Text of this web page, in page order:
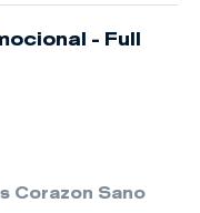
- Full
Corazon Sano